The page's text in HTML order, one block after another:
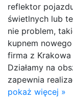
reflektor
świetlnych lub
nie problem,
kupnem
firma z
Działamy na
zapewnia
pokaż więcej »